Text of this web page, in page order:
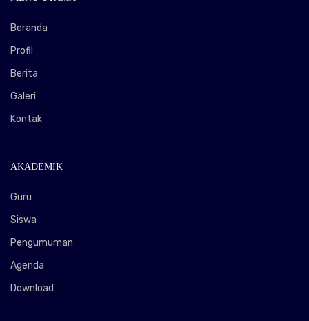
Beranda
Profil
Berita
Galeri
Kontak
AKADEMIK
Guru
Siswa
Pengumuman
Agenda
Download